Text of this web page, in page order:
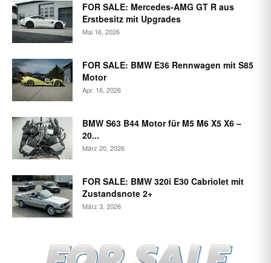
FOR SALE: Mercedes-AMG GT R aus
Erstbesitz mit Upgrades
Mai 16, 2026
FOR SALE: BMW E36 Rennwagen mit S85
Motor
Apr. 16, 2026
BMW S63 B44 Motor für M5 M6 X5 X6 –
20...
März 20, 2026
FOR SALE: BMW 320i E30 Cabriolet mit
Zustandsnote 2+
März 3, 2026